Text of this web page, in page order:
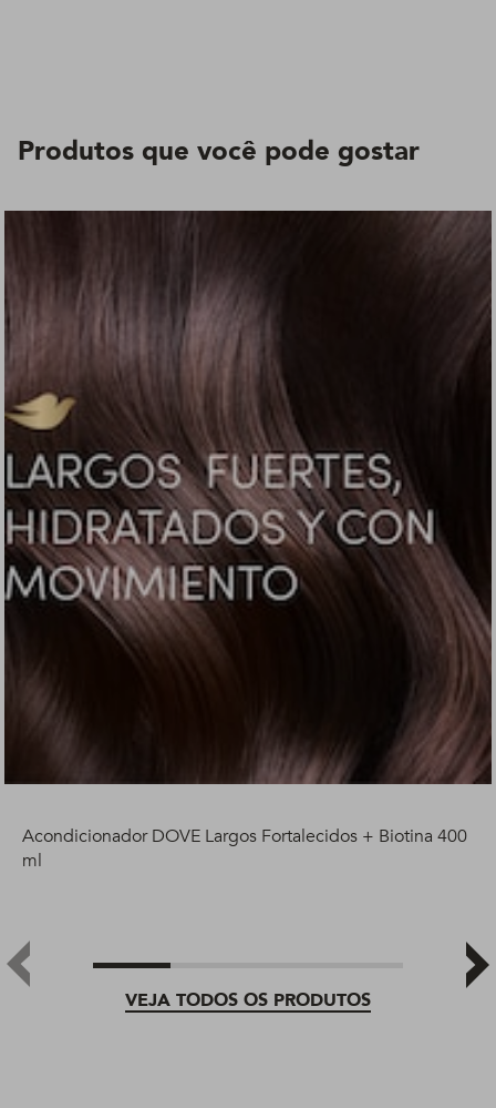
Produtos que você pode gostar
VEJA TODOS OS PRODUTOS
Acondicionador DOVE Largos Fortalecidos + Biotina 400
ml